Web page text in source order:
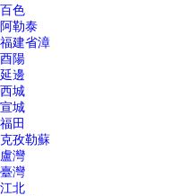
百色
阿勒泰
福建省漳
酉陽
延邊
西城
宣城
福田
克孜勒蘇
盧灣
臺灣
江北